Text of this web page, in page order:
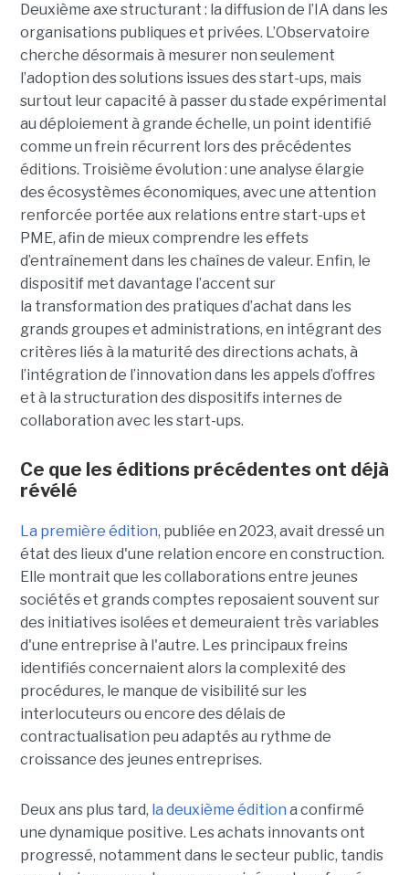
Deuxième axe structurant : la diffusion de l’IA dans les
organisations publiques et privées. L’Observatoire
cherche désormais à mesurer non seulement
l’adoption des solutions issues des start-ups, mais
surtout leur capacité à passer du stade expérimental
au déploiement à grande échelle, un point identifié
comme un frein récurrent lors des précédentes
éditions. Troisième évolution : une analyse élargie
des écosystèmes économiques, avec une attention
renforcée portée aux relations entre start-ups et
PME, afin de mieux comprendre les effets
d’entraînement dans les chaînes de valeur. Enfin, le
dispositif met davantage l’accent sur
la transformation des pratiques d’achat dans les
grands groupes et administrations, en intégrant des
critères liés à la maturité des directions achats, à
l’intégration de l’innovation dans les appels d’offres
et à la structuration des dispositifs internes de
collaboration avec les start-ups.
Ce que les éditions précédentes ont déjà
révélé
La première édition, publiée en 2023, avait dressé un
état des lieux d'une relation encore en construction.
Elle montrait que les collaborations entre jeunes
sociétés et grands comptes reposaient souvent sur
des initiatives isolées et demeuraient très variables
d'une entreprise à l'autre. Les principaux freins
identifiés concernaient alors la complexité des
procédures, le manque de visibilité sur les
interlocuteurs ou encore des délais de
contractualisation peu adaptés au rythme de
croissance des jeunes entreprises.
Deux ans plus tard, la deuxième édition a confirmé
une dynamique positive. Les achats innovants ont
progressé, notamment dans le secteur public, tandis